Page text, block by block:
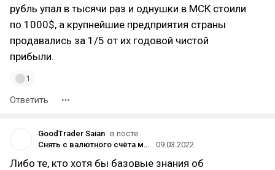
рубль упал в тысячи раз и однушки в МСК стоили
по 1000$, а крупнейшие предприятия страны
продавались за 1/5 от их годовой чистой
прибыли.
1
Ответить
GoodTrader Saian в посте
Снять с валютного счёта можно до $10 тысяч, остальное в рублях: ЦБ ввёл временный порядок операций с наличной валютой
09.03.2022
Либо те, кто хотя бы базовые знания об